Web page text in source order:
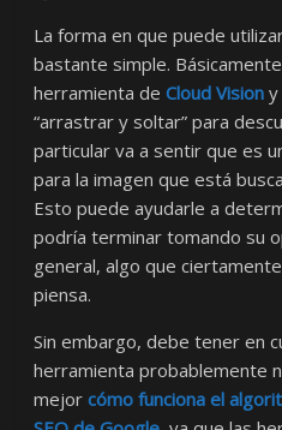
La forma en que puede
bastante simple.
herramienta deCloud Vision y
“arrastrar y soltar” para
particular va a sentir que es
para la imagen que está
Esto puede ayudarle a
podría terminar tomando su
general, algo que
piensa.
Sin embargo, debe tener en
herramienta probablemente
mejorcómo funciona el